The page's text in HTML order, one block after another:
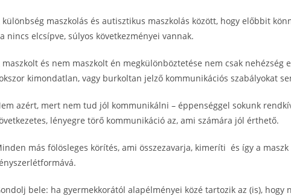
különbség maszkolás és autisztikus maszkolás között, hogy előbbit
nincs elcsípve, súlyos következményei vannak.
maszkolt és nem maszkolt én megkülönböztetése nem csak
kimondatlan, vagy burkoltan jelző kommunikációs szabályokat
azért, mert nem tud jól kommunikálni – éppenséggel sokunk
lényegre törő kommunikáció az, ami számára jól érthető.
más fölösleges körítés, ami összezavarja, kimeríti és így a
bele: ha gyermekkorától alapélményei közé tartozik az (is),